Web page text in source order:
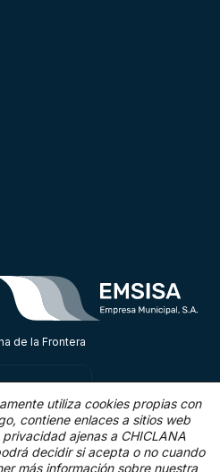
de la Frontera
VIE 7 AGO
30.9ºC
Km/h 0 %
utiliza cookies propias con
contiene enlaces a sitios web
ajenas a CHICLANA
decidir si acepta o no cuando
más información sobre nuestra